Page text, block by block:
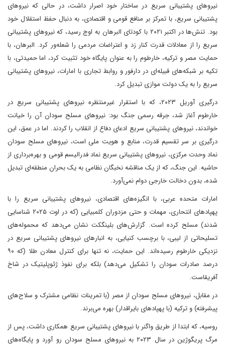
نیروهای پشتیبانی سریع در ساختار خود اصرار داشت، در حالی که نیروهای
پشتیبانی سریع، با تمرکز بر منافع قومی و اقتصادی، به دنبال حفظ استقلال خود
بود. تنش‌ها در اکتبر ۲۰۲۱ با کودتای البرهان به اوج رسید، که نیروهای پشتیبانی
سریع را از معادلات قدرت کنار زد و اعتراضات مردمی را شعله‌ور کرد. البرهان، با
حمایت مصر و ترکیه، خارطوم را به عنوان پایگاه خود تثبیت کرد، اما حمیدتی، با
تکیه بر شبکه‌های قبیله‌ای در دارفور و روابط تجاری با امارات، نیروهای پشتیبانی
سریع را به یک دولت موازی تبدیل کرد.
درگیری آوریل ۲۰۲۳، که با استقرار غیرمنتظره نیروهای پشتیبانی سریع در
خارطوم آغاز شد، جرقه رسمی جنگ بود: نیروهای مسلح سودان آن را خیانت
خواندند، نیروهای پشتیبانی سریع ادعای دفاع از انقلاب را کردند. اما در عمق، این
درگیری بر سر تقسیم قدرت، منابع و هویت ملی است، نیروهای مسلح سودان
نماد وحدت مرکزی، نیروهای پشتیبانی سریع نماد فدرالیسم قومی و بهره‌برداری از
حاشیه. این جنگ، که از یک مناقشه نخبگان نظامی به یک بحران منطقه‌ای تبدیل
شده، بدون دخالت خارجی دوام نمی‌آورد.
امارات متحده عربی، با انگیزه‌های اقتصادی، نیروهای پشتیبانی سریع را با
پهپادهای انتحاری، مهمات و حتی مزدوران کلمبیایی (که در اوت ۲۰۲۵ شناسایی
شدند) مسلح کرده است. گزارش‌های بلینگکت نشان می‌دهد که محموله‌های
تسلیحاتی از لیبی، با برچسب کنیایی، به انبارهای نیروهای پشتیبانی سریع در
نزدیکی خارطوم رسیده‌اند. این حمایت، نه تنها برای کنترل معادن طلا (که ۹۰
درصد صادرات سودان را تشکیل می‌دهد) بلکه برای نفوذ ژئوپلیتیک در شاخ
آفریقاست.
در مقابل، نیروهای مسلح سودان از مصر (با تمرینات نظامی مشترک و سلاح‌های
پیشرفته) و ترکیه (با پهپادهای بایراقدار) بهره می‌برند.
روسیه، که ابتدا از طریق واگنر با نیروهای پشتیبانی سریع همکاری داشت، پس از
مرگ پریگوژین در سال ۲۰۲۳ به نیروهای مسلح سودان رو آورد و پایگاه‌های